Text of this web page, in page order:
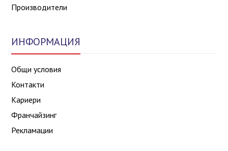
Производители
ИНФОРМАЦИЯ
Общи условия
Контакти
Кариери
Франчайзинг
Рекламации